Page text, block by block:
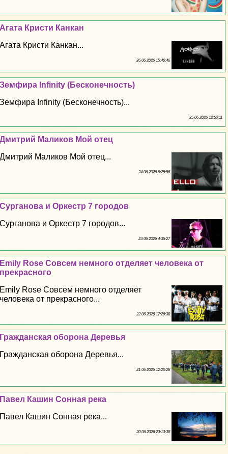
Агата Кристи Канкан
Агата Кристи Канкан...
26 06 2026 15:40:46
Земфира Infinity (Бесконечность)
Земфира Infinity (Бесконечность)...
25 06 2026 12:50:11
Дмитрий Маликов Мой отец
Дмитрий Маликов Мой отец...
24 06 2026 8:25:56
Сурганова и Оркестр 7 городов
Сурганова и Оркестр 7 городов...
23 06 2026 4:35:27
Emily Rose Совсем немного отделяет человека от
прекрасного
Emily Rose Совсем немного отделяет
человека от прекрасного...
22 06 2026 17:26:38
Гражданская оборона Деревья
Гражданская оборона Деревья...
21 06 2026 12:20:28
Павел Кашин Сонная река
Павел Кашин Сонная река...
20 06 2026 23:13:38